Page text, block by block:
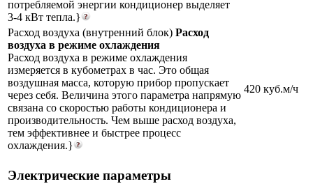
потребляемой энергии кондиционер выделяет
3-4 кВт тепла.}
Расход воздуха (внутренний блок) Расход
воздуха в режиме охлаждения
Расход воздуха в режиме охлаждения
измеряется в кубометрах в час. Это общая
воздушная масса, которую прибор пропускает
через себя. Величина этого параметра напрямую
связана со скоростью работы кондиционера и
производительность. Чем выше расход воздуха,
тем эффективнее и быстрее процесс
охлаждения.}
420 куб.м/ч
Электрические параметры